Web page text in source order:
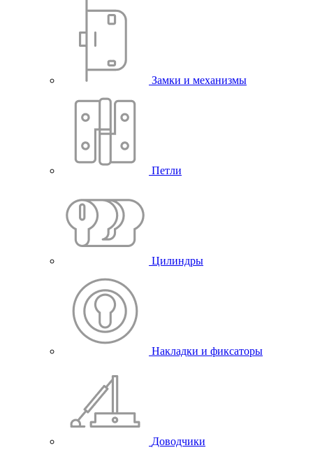
Замки и механизмы
Петли
Цилиндры
Накладки и фиксаторы
Доводчики